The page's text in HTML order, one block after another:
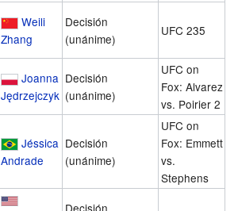
Weili
Zhang
Decisión
(unánime)
UFC 235
Joanna
Jędrzejczyk
Decisión
(unánime)
UFC on
Fox: Alvarez
vs. Poirier 2
Jéssica
Andrade
Decisión
(unánime)
UFC on
Fox: Emmett
vs.
Stephens
Decisión